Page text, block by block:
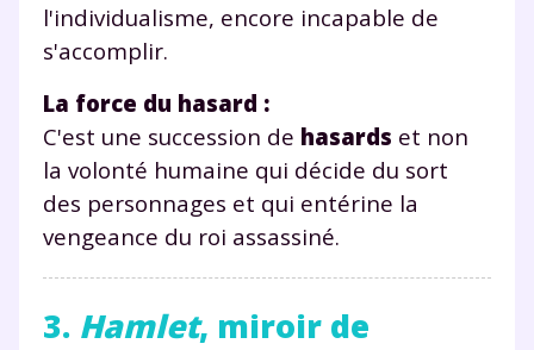
l'individualisme, encore incapable de
s'accomplir.
La force du hasard :
C'est une succession de hasards et non
la volonté humaine qui décide du sort
des personnages et qui entérine la
vengeance du roi assassiné.
3. Hamlet, miroir de